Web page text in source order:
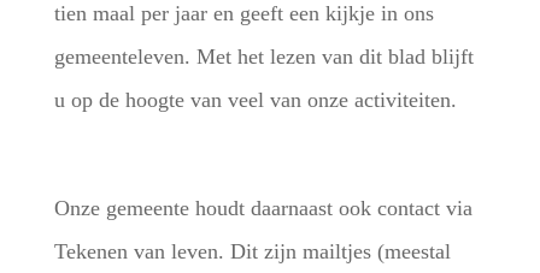
tien maal per jaar en geeft een kijkje in ons
gemeenteleven. Met het lezen van dit blad blijft
u op de hoogte van veel van onze activiteiten.
Onze gemeente houdt daarnaast ook contact via
Tekenen van leven. Dit zijn mailtjes (meestal